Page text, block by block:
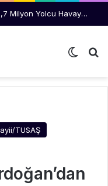
Uraloğlu: 2026’nın İlk 7 Ayında 138,7 Milyon Yolcu Havayolunu Kullandı
Dış
TUSAŞ